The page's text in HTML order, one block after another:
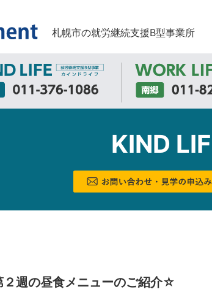
札幌市の就労継続支援B型事業所
KIND
週の昼食メニューのご紹介☆